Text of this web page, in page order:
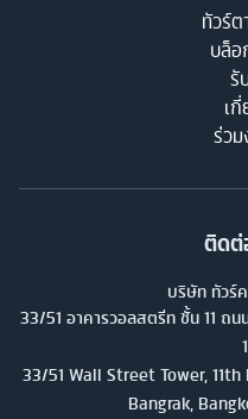
ทัวร์
บล็อ
รั
เ
ร่วม
ติดต่
บริษัท ทัวร์
33/51 อาคารวอลสตรีท ชั้น 11 ถ
33/51 Wall Street Tower,
Bangrak,